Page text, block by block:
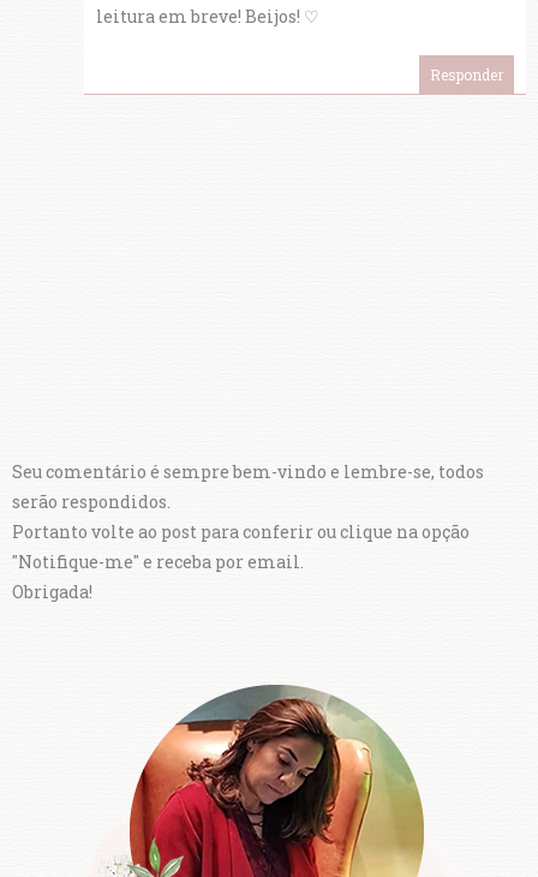
leitura em breve! Beijos! ♡
Responder
Seu comentário é sempre bem-vindo e lembre-se, todos
serão respondidos.
Portanto volte ao post para conferir ou clique na opção
"Notifique-me" e receba por email.
Obrigada!